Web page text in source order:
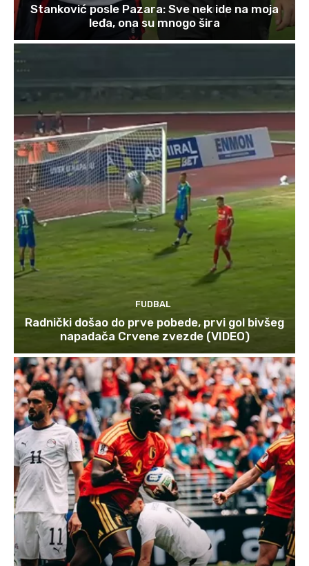
Stanković posle Pazara: Sve nek ide na moja
leđa, ona su mnogo šira
FUDBAL
Radnički došao do prve pobede, prvi gol bivšeg
napadača Crvene zvezde (VIDEO)